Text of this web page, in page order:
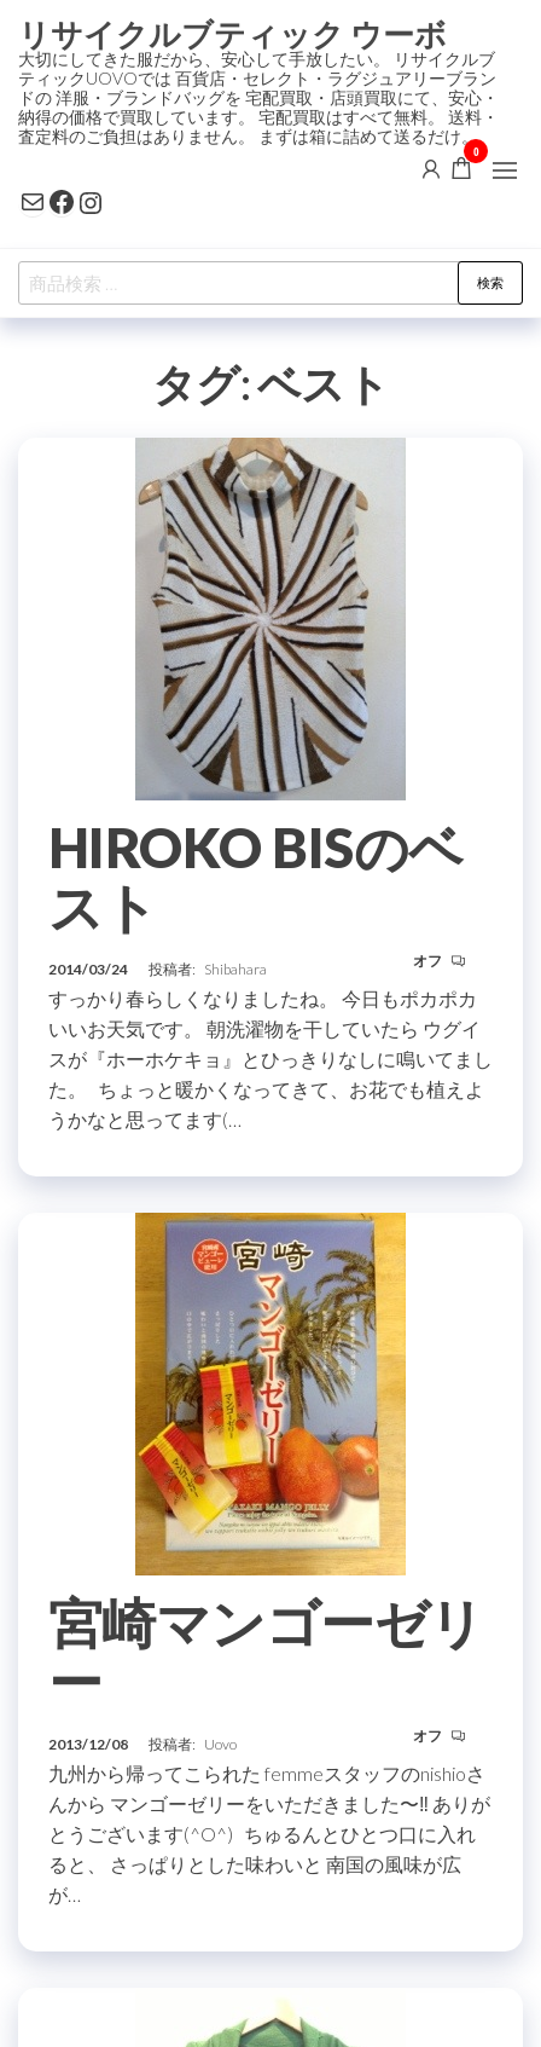
ン
テ
ン
ツ
プ
リサイクルブティック ウーボ
大切にしてきた服だから、安心して手放したい。 リサイクルブ
ティックUOVOでは 百貨店・セレクト・ラグジュアリーブラン
ドの 洋服・ブランドバッグを 宅配買取・店頭買取にて、安心・
納得の価格で買取しています。 宅配買取はすべて無料。 送料・
査定料のご負担はありません。 まずは箱に詰めて送るだけ。
MailFacebook
Instagram
0
検
索
検索
タグ:ベスト
HIROKO BISのベ
スト
2014/03/24 投稿者: Shibahara オフ
すっかり春らしくなりましたね。 今日もポカポカ
いいお天気です。 朝洗濯物を干していたら ウグイ
スが『ホーホケキョ』とひっきりなしに鳴いてまし
た。 ちょっと暖かくなってきて、お花でも植えよ
うかなと思ってます(…
宮崎マンゴーゼリ
ー
2013/12/08 投稿者: Uovo オフ
九州から帰ってこられた femmeスタッフのnishioさ
んから マンゴーゼリーをいただきました〜‼ ありが
とうございます(^O^) ちゅるんとひとつ口に入れ
ると、 さっぱりとした味わいと 南国の風味が広
が…